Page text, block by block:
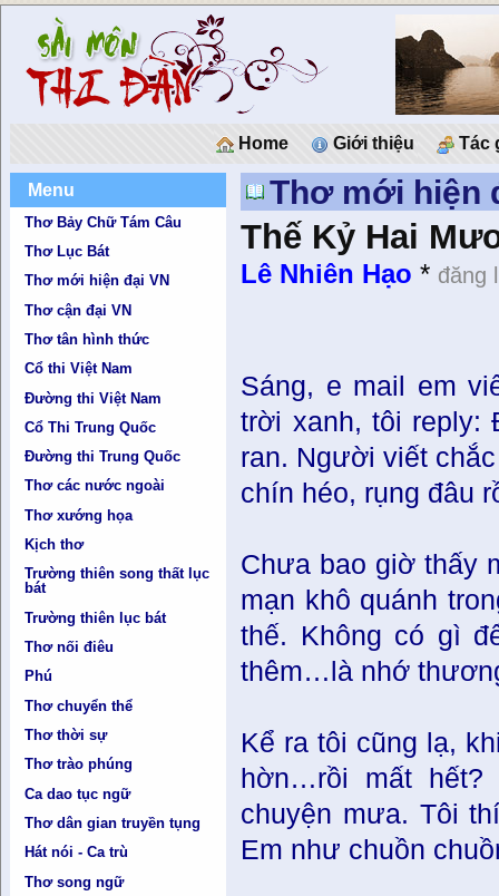
Home Giới thiệu Tác
Menu
Thơ Bảy Chữ Tám Câu
Thơ Lục Bát
Thơ mới hiện đại VN
Thơ cận đại VN
Thơ tân hình thức
Cổ thi Việt Nam
Đường thi Việt Nam
Cổ Thi Trung Quốc
Đường thi Trung Quốc
Thơ các nước ngoài
Thơ xướng họa
Kịch thơ
Trường thiên song thất lục
bát
Trường thiên lục bát
Thơ nối điêu
Phú
Thơ chuyển thể
Thơ thời sự
Thơ trào phúng
Ca dao tục ngữ
Thơ dân gian truyền tụng
Hát nói - Ca trù
Thơ song ngữ
Thơ mới hiện
Thế Kỷ Hai
Lê Nhiên Hạo * đăng
Sáng, e mail em
trời xanh, tôi reply:
ran. Người viết
chín héo, rụng đâu
Chưa bao giờ thấy
mạn khô quánh
thế. Không có gì
thêm…là nhớ
Kể ra tôi cũng lạ,
hờn…rồi mất
chuyện mưa. Tôi
Em như chuồn